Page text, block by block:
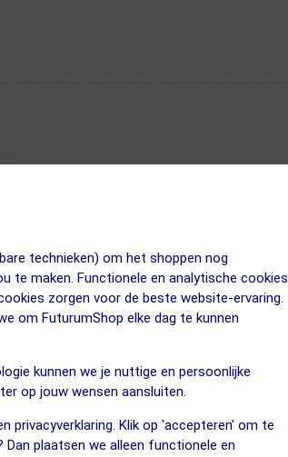
technieken) om het shoppen nog
te maken. Functionele en analytische cookies
zorgen voor de beste website-ervaring.
om FuturumShop elke dag te kunnen
kunnen we je nuttige en persoonlijke
op jouw wensen aansluiten.
privacyverklaring. Klik op 'accepteren' om te
Dan plaatsen we alleen functionele en